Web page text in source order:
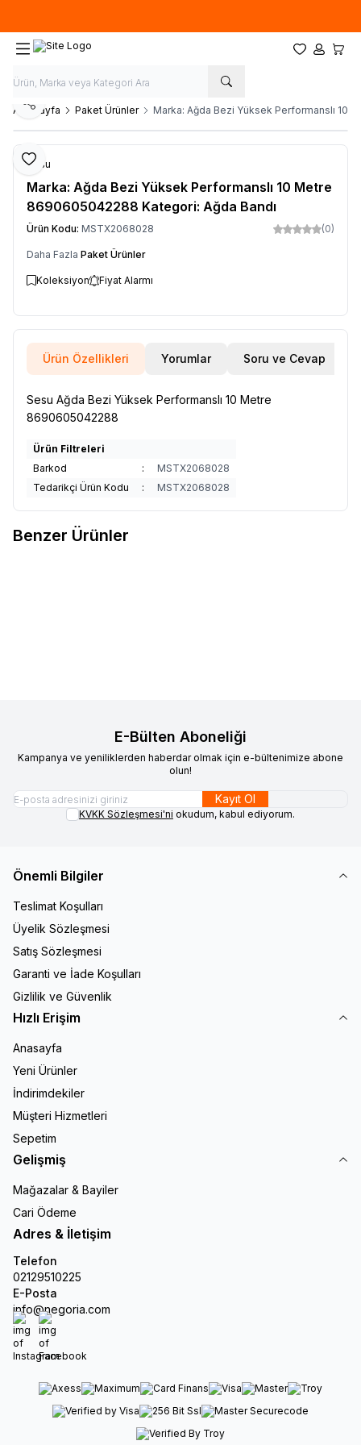
Favorilerim
Hesabım
Ana Sayfa Paket Ürünler Marka: Ağda Bezi Yüksek Performanslı 10
Favoriye Ekle
Paylaş
Sesu
Marka: Ağda Bezi Yüksek Performanslı 10 Metre
8690605042288 Kategori: Ağda Bandı
Ürün Kodu: MSTX2068028 (0)
Daha Fazla Paket Ürünler
Koleksiyon Fiyat Alarmı
Ürün Özellikleri Yorumlar Soru ve Cevap
Sesu Ağda Bezi Yüksek Performanslı 10 Metre
8690605042288
Ürün Filtreleri
Barkod
:
MSTX2068028
Tedarikçi Ürün Kodu
: MSTX2068028
Benzer Ürünler
E-Bülten Aboneliği
Kampanya ve yeniliklerden haberdar olmak için e-bültenimize abone
olun!
Kayıt Ol
KVKK Sözleşmesi'ni okudum, kabul ediyorum.
Önemli Bilgiler
Teslimat Koşulları
Üyelik Sözleşmesi
Satış Sözleşmesi
Garanti ve İade Koşulları
Gizlilik ve Güvenlik
Hızlı Erişim
Anasayfa
Yeni Ürünler
İndirimdekiler
Müşteri Hizmetleri
Sepetim
Gelişmiş
Mağazalar & Bayiler
Cari Ödeme
Adres & İletişim
Telefon
02129510225
E-Posta
info@negoria.com
Instagram